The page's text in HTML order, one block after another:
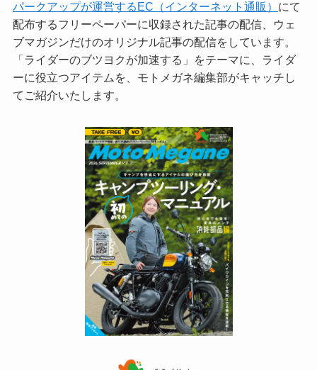
パークアップが運営するEC（インターネット通販） にて
配布するフリーペーパーに収録された記事の配信、ウェ
ブマガジンだけのオリジナル記事の配信をしています。
「ライダーのブツヨクが加速する」をテーマに、ライダ
ーに役立つアイテムを、モトメガネ編集部がキャッチし
てご紹介いたします。